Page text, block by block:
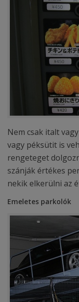
Nem csak italt
vagy péksütit is
rengeteget
szánják értékes
nekik elkerülni az
Emeletes parkolók